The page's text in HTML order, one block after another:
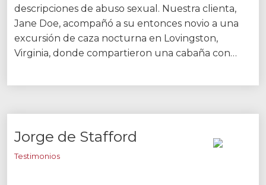
descripciones de abuso sexual. Nuestra clienta,
Jane Doe, acompañó a su entonces novio a una
excursión de caza nocturna en Lovingston,
Virginia, donde compartieron una cabaña con…
Jorge de Stafford
Testimonios